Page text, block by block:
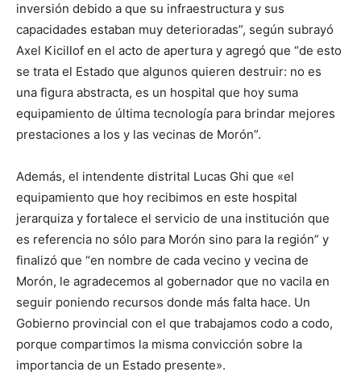
inversión debido a que su infraestructura y sus
capacidades estaban muy deterioradas”, según subrayó
Axel Kicillof en el acto de apertura y agregó que “de esto
se trata el Estado que algunos quieren destruir: no es
una figura abstracta, es un hospital que hoy suma
equipamiento de última tecnología para brindar mejores
prestaciones a los y las vecinas de Morón”.
Además, el intendente distrital Lucas Ghi que «el
equipamiento que hoy recibimos en este hospital
jerarquiza y fortalece el servicio de una institución que
es referencia no sólo para Morón sino para la región” y
finalizó que “en nombre de cada vecino y vecina de
Morón, le agradecemos al gobernador que no vacila en
seguir poniendo recursos donde más falta hace. Un
Gobierno provincial con el que trabajamos codo a codo,
porque compartimos la misma convicción sobre la
importancia de un Estado presente».